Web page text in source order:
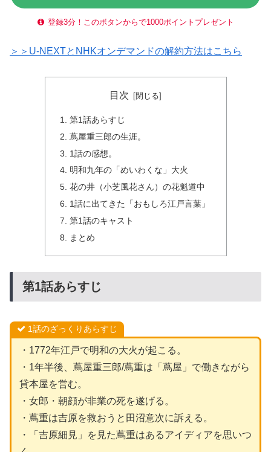
登録3分！このボタンからで1000ポイントプレゼント
＞＞U-NEXTとNHKオンデマンドの解約方法はこちら
目次
第1話あらすじ
蔦屋重三郎の生涯。
1話の感想。
明和九年の「めいわくな」大火
花の井（小芝風花さん）の花魁道中
1話に出てきた「おもしろ江戸言葉」
第1話のキャスト
まとめ
第1話あらすじ
1話のざっくりあらすじ
・1772年江戸で明和の大火が起こる。
・1年半後、蔦屋重三郎/蔦重は「蔦屋」で働きながら
貸本屋を営む。
・女郎・朝顔が非業の死を遂げる。
・蔦重は吉原を救おうと田沼意次に訴える。
・「吉原細見」を見た蔦重はあるアイディアを思いつ